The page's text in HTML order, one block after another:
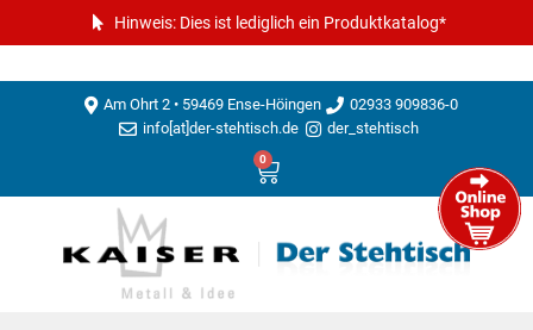
Hinweis: Dies ist lediglich ein Produktkatalog*
Am Ohrt 2 • 59469 Ense-Höingen
02933 909836-0
info[at]der-stehtisch.de
der_stehtisch
0